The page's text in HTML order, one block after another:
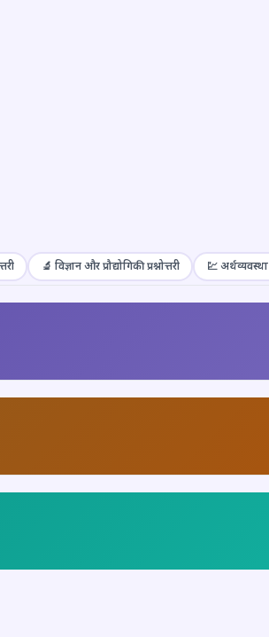
🔬 विज्ञान और प्रौद्योगिकी प्रश्नोत्तरी 💹 अर्थव्यवस्था